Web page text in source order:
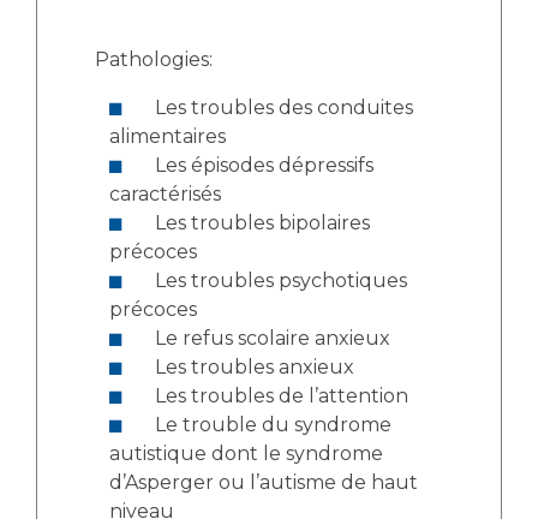
Qualité
Nos indicateurs qualité et de sécurité des soins
Protection des données
Sécurité
Les recherches en santé à l’AP-HM
Lieu de santé sans tabac
Pathologies:
alimentaires
caractérisés
précoces
précoces
Le refus scolaire anxieux
Les troubles anxieux
Les troubles de l’attention
autistique dont le syndrome
d’Asperger ou l’autisme de haut
niveau